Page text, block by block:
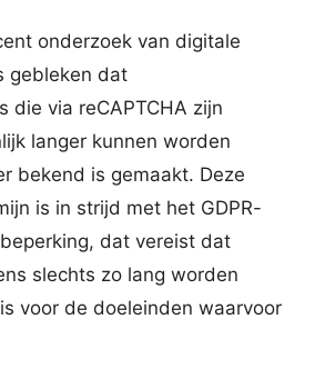
onderzoek van digitale
gebleken dat
die via reCAPTCHA zijn
langer kunnen worden
bekend is gemaakt. Deze
is in strijd met het GDPR-
dat vereist dat
slechts zo lang worden
voor de doeleinden waarvoor